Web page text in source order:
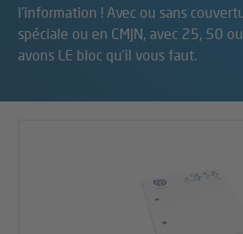
l'information ! Avec ou sans
spéciale ou en CMJN, avec 25, 50
avons LE bloc qu'il vous faut.